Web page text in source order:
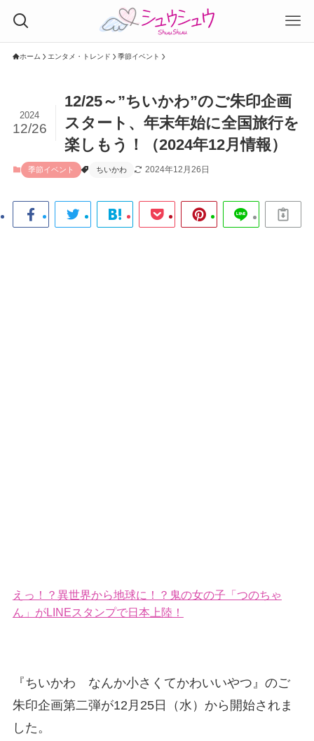
ホーム エンタメ・トレンド 季節イベント
12/25～”ちいかわ”のご朱印企画
スタート、年末年始に全国旅行を
楽しもう！（2024年12月情報）
2024
12/26
季節イベント ちいかわ 2024年12月26日
えっ！？異世界から地球に！？鬼の女の子「つのちゃ
ん」がLINEスタンプで日本上陸！
『ちいかわ なんか小さくてかわいいやつ』のご
朱印企画第二弾が12月25日（水）から開始されま
した。